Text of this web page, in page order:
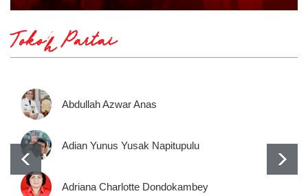
Tokoh Partai
Abdullah Azwar Anas
Adian Yunus Yusak Napitupulu
Adriana Charlotte Dondokambey